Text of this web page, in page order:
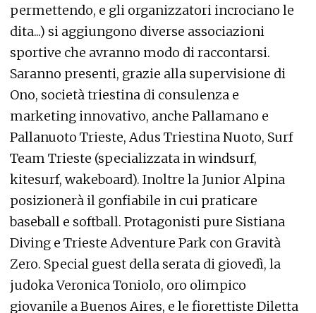
permettendo, e gli organizzatori incrociano le
dita...) si aggiungono diverse associazioni
sportive che avranno modo di raccontarsi.
Saranno presenti, grazie alla supervisione di
Ono, società triestina di consulenza e
marketing innovativo, anche Pallamano e
Pallanuoto Trieste, Adus Triestina Nuoto, Surf
Team Trieste (specializzata in windsurf,
kitesurf, wakeboard). Inoltre la Junior Alpina
posizionerà il gonfiabile in cui praticare
baseball e softball. Protagonisti pure Sistiana
Diving e Trieste Adventure Park con Gravità
Zero. Special guest della serata di giovedì, la
judoka Veronica Toniolo, oro olimpico
giovanile a Buenos Aires, e le fiorettiste Diletta